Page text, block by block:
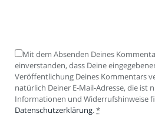
Mit dem Absenden Deines
einverstanden, dass Deine
Veröffentlichung Deines Kommentars
natürlich Deiner E-Mail-Adresse, die ist
Informationen und Widerrufshinweise
Datenschutzerklärung.*